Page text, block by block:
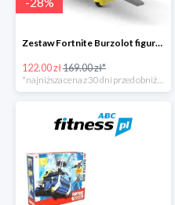
Zestaw Fortnite Burzolot figurka+2 akcesoria -28%
122.00 zł169.00 zł*
*najniższa cena z 30 dni przed obniżką